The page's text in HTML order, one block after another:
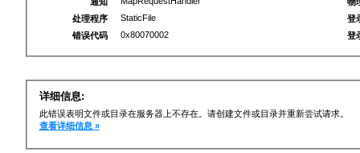
处理程序
StaticFile
错误代码
0x80070002
登
登
详细信息:
此错误表明文件或目录在服务器上不存在。请创建文件或目录并重新尝试请求。
查看详细信息 »